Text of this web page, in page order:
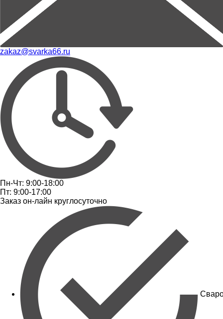
zakaz@svarka66.ru
Пн-Чт: 9:00-18:00
Пт: 9:00-17:00
Заказ он-лайн круглосуточно